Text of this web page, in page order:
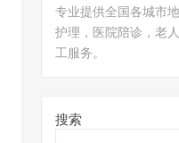
专业提供全国各城市
护理，医院陪诊，老
工服务。
搜索